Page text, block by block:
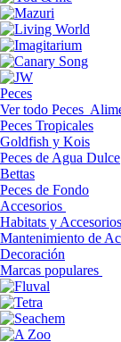
Peces
Ver todo Peces
Peces Tropicales
Goldfish y Kois
Peces de Agua Dulce
Bettas
Peces de Fondo
Accesorios
Habitats y Accesorios
Mantenimiento de
Decoración
Marcas populares